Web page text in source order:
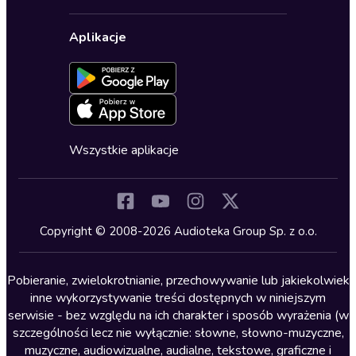
Biznes, marketing, ekonomia
Dla młodzieży
Kryminały
Lektury szkolne
Literatura anglojęzyczna
Literatura faktu
Literatura obyczajowa
Ustawienia prywatności
Formularz zgłaszania nielegalnych treści
Deklaracja dostępności
Oferta dla firm i bibliotek
Dołącz do newslettera
Blog
Zapowiedzi
Cykle audiobooków
Aplikacje
Wszystkie aplikacje
Copyright © 2008-2026 Audioteka Group Sp. z o.o.
Pobieranie, zwielokrotnianie, przechowywanie lub jakiekolwiek
inne wykorzystywanie treści dostępnych w niniejszym
serwisie - bez względu na ich charakter i sposób wyrażenia (w
szczególności lecz nie wyłącznie: słowne, słowno-muzyczne,
muzyczne, audiowizualne, audialne, tekstowe, graficzne i